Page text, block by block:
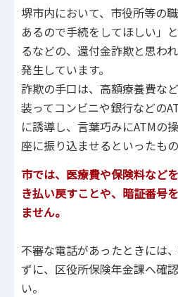
堺市内において、市役所等の
あるので手続をしてほしい」
るなどの、還付金詐欺と思わ
発生しています。
詐欺の手口は、高額療養費な
装ってコンビニや銀行などの
に誘導し、言葉巧みにATMの
座に振り込ませるといったもの
市では、医療費や保険料など
き払い戻すことや、暗証番号
ません。
不審な電話があったときには
ずに、区役所保険年金課へ確
い。